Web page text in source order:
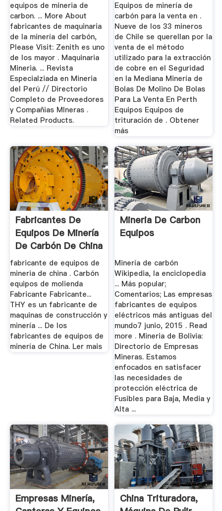
equipos de mineria de
carbon. ... More About
fabricantes de maquinaria
de la minería del carbón,
Please Visit: Zenith es uno
de los mayor . Maquinaria
Mineria. ... Revista
Especialziada en Mineria
del Perú // Directorio
Completo de Proveedores
y Compañias MIneras .
Related Products.
Equipos de minería de
carbón para la venta en .
Nueve de los 33 mineros
de Chile se querellan por la
venta de el método
utilizado para la extracción
de cobre en el Seguridad
en la Mediana Minería de
Bolas De Molino De Bolas
Para La Venta En Perth
Equipos Equipos de
trituración de . Obtener
más
Fabricantes De
Equipos De Minería
De Carbón De China
fabricante de equipos de
mineria de china . Carbón
equipos de molienda
Fabricante Fabricante...
THY es un fabricante de
maquinas de construcción y
minería ... De los
fabricantes de equipos de
minería de China. Ler mais
Mineria De Carbon
Equipos
Minería de carbón
Wikipedia, la enciclopedia
... Más popular;
Comentarios; Las empresas
fabricantes de equipos
eléctricos más antiguas del
mundo7 junio, 2015 . Read
more . Mineria de Bolivia:
Directorio de Empresas
Mineras. Estamos
enfocados en satisfacer
las necesidades de
protección eléctrica de
Fusibles para Baja, Media y
Alta ...
Empresas Minería,
China Trituradora,